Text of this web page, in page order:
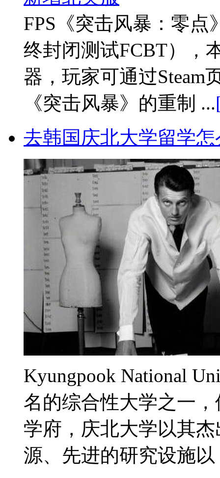
FPS《突击风暴：零点
终封闭测试FCBT），
器，玩家可通过Steam
《突击风暴》的重制 ...
去韩国庆北大学留学怎
Kyungpook National
名的综合性大学之一
学府，庆北大学以其
源、先进的研究设施以